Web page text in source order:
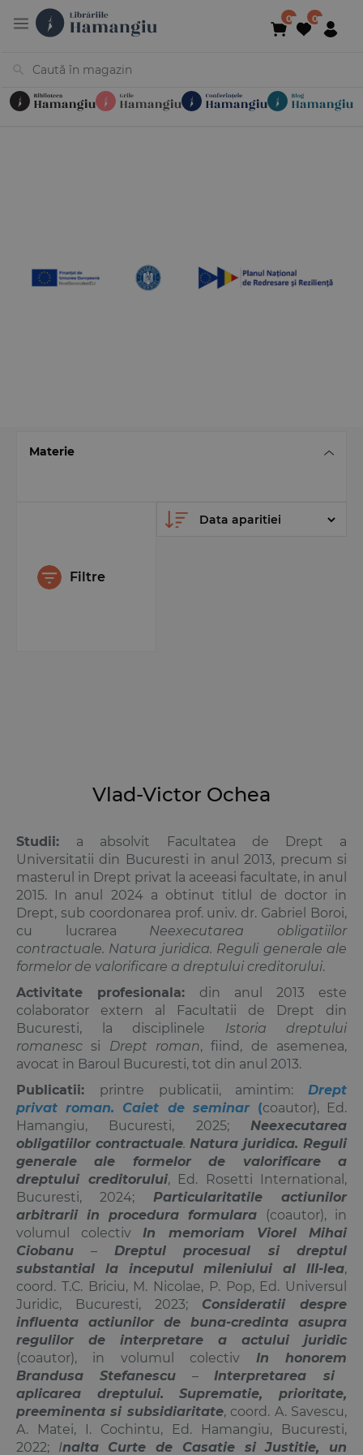
Materie
Filtre
Vlad-Victor Ochea
Studii: a absolvit Facultatea de Drept a
Universitatii din Bucuresti in anul 2013, precum si
masterul in Drept privat la aceeasi facultate, in anul
2015. In anul 2024 a obtinut titlul de doctor in
Drept, sub coordonarea prof. univ. dr. Gabriel Boroi,
cu lucrarea Neexecutarea obligatiilor
contractuale. Natura juridica. Reguli generale ale
formelor de valorificare a dreptului creditorului.
Activitate profesionala: din anul 2013 este
colaborator extern al Facultatii de Drept din
Bucuresti, la disciplinele Istoria dreptului
romanesc si Drept roman, fiind, de asemenea,
avocat in Baroul Bucuresti, tot din anul 2013.
Publicatii: printre publicatii, amintim: Drept
privat roman. Caiet de seminar (coautor), Ed.
Hamangiu, Bucuresti, 2025; Neexecutarea
obligatiilor contractuale. Natura juridica. Reguli
generale ale formelor de valorificare a
dreptului creditorului, Ed. Rosetti International,
Bucuresti, 2024; Particularitatile actiunilor
arbitrarii in procedura formulara (coautor), in
volumul colectivIn memoriam Viorel Mihai
Ciobanu – Dreptul procesual si
dreptul
substantial la inceputul mileniului al III-lea,
coord. T.C. Briciu, M. Nicolae, P. Pop, Ed. Universul
Juridic, Bucuresti, 2023; Consideratii despre
influenta actiunilor de buna-credinta asupra
regulilor de interpretare a actului juridic
(coautor), in volumul colectiv In honorem
Brandusa Stefanescu –Interpretarea si
aplicarea dreptului. Suprematie, prioritate,
preeminenta si subsidiaritate, coord. A. Savescu,
A. Matei, I. Cochintu, Ed. Hamangiu, Bucuresti,
2022;
Inalta Curte de Casatie si Justitie, un